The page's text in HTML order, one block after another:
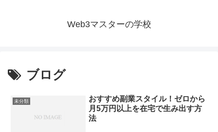
Web3マスターの学校
ブログ
未分類
おすすめ副業スタイル！ゼロから
月5万円以上を在宅で生み出す方
法